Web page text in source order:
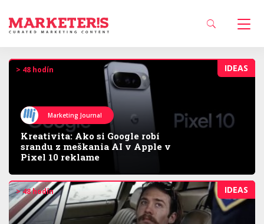
IDEAS
> 48 hodín
Marketing Journal
Kreativita: Ako si Google robí
srandu z meškania AI v Apple v
Pixel 10 reklame
IDEAS
> 48 hodín